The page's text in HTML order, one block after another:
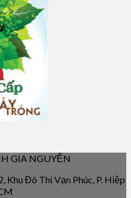
GIA NGUYỄN
Khu Đô Thị Vạn Phúc, P. Hiệp